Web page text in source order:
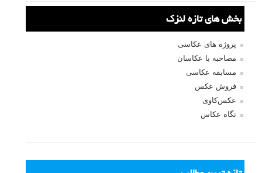
بخش های تازه لنزک
پروژه های عکاسی
مصاحبه با عکاسان
مسابقه عکاسی
فروش عکس
عکس‌کاوی
نگاه عکاس